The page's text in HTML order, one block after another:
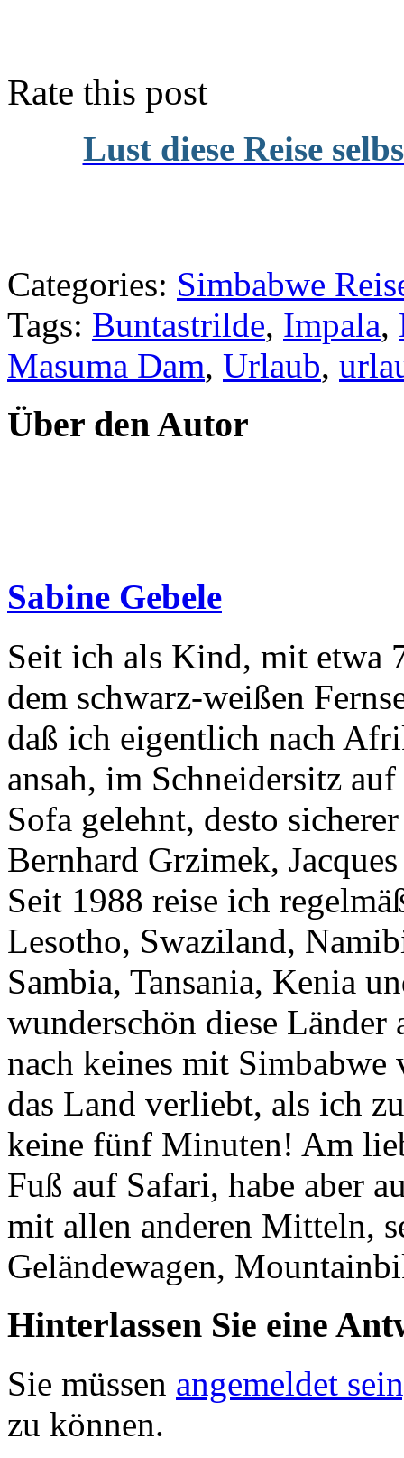
Rate this post
Lust diese Reise
Categories: Simbabwe
Tags: Buntastrilde, Impala,
Masuma Dam, Urlaub,
Über den Autor
Sabine Gebele
Seit ich als Kind, mit etwa
dem schwarz-weißen
daß ich eigentlich nach
ansah, im Schneidersitz
Sofa gelehnt, desto
Bernhard Grzimek,
Seit 1988 reise ich
Lesotho, Swaziland,
Sambia, Tansania, Kenia
wunderschön diese
nach keines mit
das Land verliebt, als ich
keine fünf Minuten! Am
Fuß auf Safari, habe aber
mit allen anderen Mitteln,
Geländewagen,
Hinterlassen Sie eine
Sie müssen angemeldet
zu können.